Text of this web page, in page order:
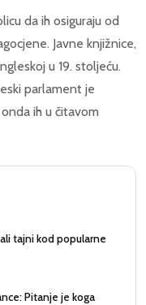
da ih osiguraju od
Javne knjižnice,
u 19. stoljeću.
parlament je
ih u čitavom
tajni kod popularne
Pitanje je koga